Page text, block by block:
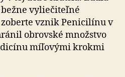
vyliečiteľné
vznik Penicilínu v
obrovské množstvo
míľovými krokmi